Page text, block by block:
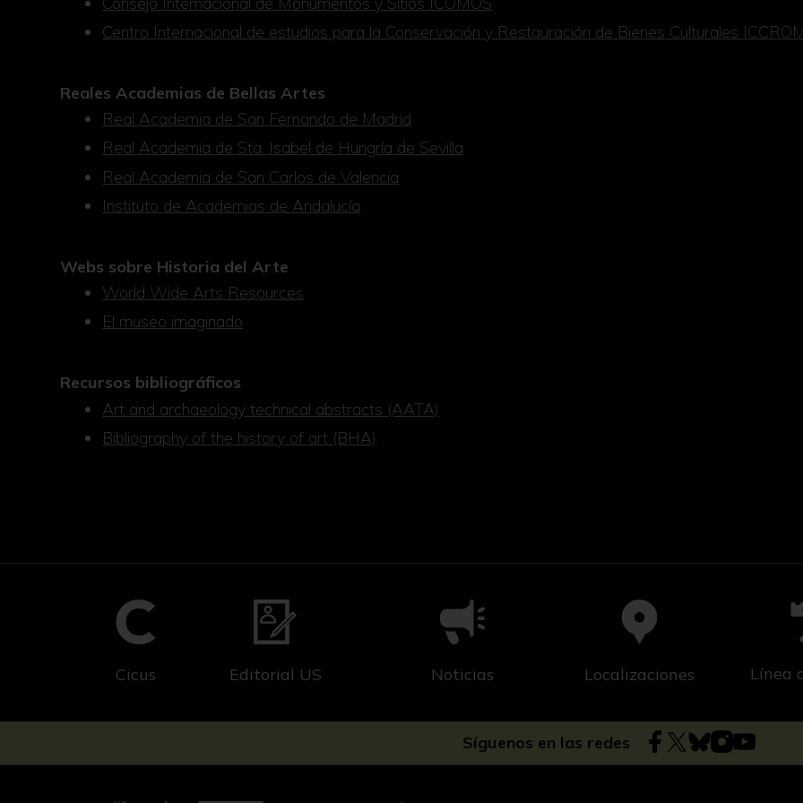
Centro Internacional de estudios para la Conservación y Restauración de Bienes Culturales
Reales Academias de Bellas Artes
Real Academia de San Fernando de Madrid
Real Academia de Sta. Isabel de Hungría de Sevilla
Real Academia de San Carlos de Valencia
Instituto de Academias de Andalucía
Webs sobre Historia del Arte
World Wide Arts Resources
El museo imaginado
Recursos bibliográficos
Art and archaeology technical abstracts (AATA)
Bibliography of the history of art (BHA)
Cicus Editorial US Noticias Localizaciones Línea
Síguenos en las redes